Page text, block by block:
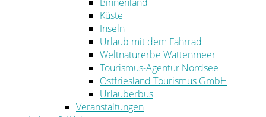
Küste
Inseln
Urlaub mit dem Fahrrad
Weltnaturerbe Wattenmeer
Tourismus-Agentur Nordsee
Ostfriesland Tourismus GmbH
Urlauberbus
Veranstaltungen